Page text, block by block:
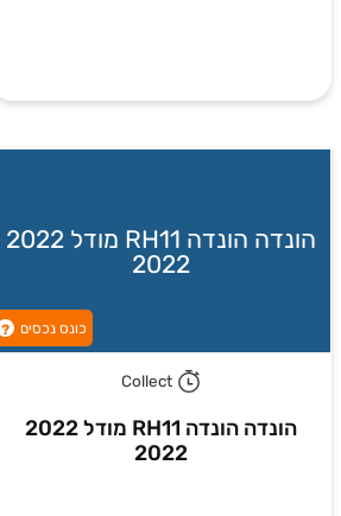
הונדה הונדה RH11 מודל 2022
2022
כונס נכסים ?
Collect
הונדה הונדה RH11 מודל 2022
2022